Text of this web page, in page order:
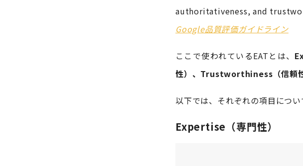
authoritativeness, and
Google品質評価ガイドライン
ここで使われているEATとは、
性）、Trustworthiness（信頼性
以下では、それぞれの項目につい
Expertise（専門性）